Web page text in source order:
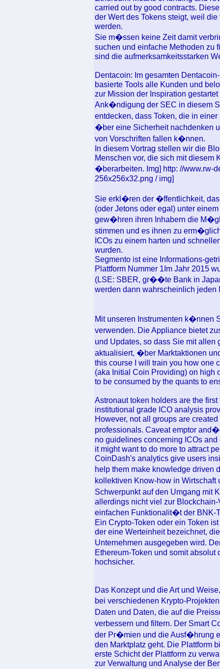
carried out by good contracts.
der Wert des Tokens steigt, weil
werden.
Sie m�ssen keine Zeit damit
suchen und einfache Methoden zu
sind die aufmerksamkeitsstarken
Dentacoin: Im gesamten
basierte Tools alle Kunden und
zur Mission der Inspiration
Ank�ndigung der SEC in diesem
entdecken, dass Token, die in
�ber eine Sicherheit nachdenken
von Vorschriften fallen k�nnen.
In diesem Vortrag stellen wir die
Menschen vor, die sich mit diesem
�berarbeiten. Img] http: //www.rw-
256x256x32.png / img]
Sie erkl�ren der �ffentlichkeit,
(oder Jetons oder egal) unter
gew�hren ihren Inhabern die
stimmen und es ihnen zu
ICOs zu einem harten und
wurden.
Segmento ist eine Informations-
Plattform Nummer 1Im Jahr 2015
(LSE: SBER, gr��te Bank in
werden dann wahrscheinlich jeden
Mit unseren Instrumenten k�nnen
verwenden. Die Appliance bietet
und Updates, so dass Sie mit
aktualisiert, �ber Marktaktionen
this course I will train you how one
(aka Initial Coin Providing) on high
to be consumed by the quants to
Astronaut token holders are the
institutional grade ICO analysis
However, not all groups are
professionals. Caveat emptor
no guidelines concerning ICOs
it might want to do more to attract
CoinDash's analytics give users
help them make knowledge
kollektiven Know-how in
Schwerpunkt auf den Umgang
allerdings nicht viel zur
einfachen Funktionalit�t der BNK-
Ein Crypto-Token oder ein Token
der eine Werteinheit bezeichnet,
Unternehmen ausgegeben wird.
Ethereum-Token und somit
hochsicher.
Das Konzept und die Art und
bei verschiedenen Krypto-
Daten und Daten, die auf die
verbessern und filtern. Der Smart
der Pr�mien und die Ausf�hrung
den Marktplatz geht. Die Plattform
erste Schicht der Plattform zu
zur Verwaltung und Analyse der